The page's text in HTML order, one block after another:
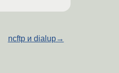
ncftp и dialup→